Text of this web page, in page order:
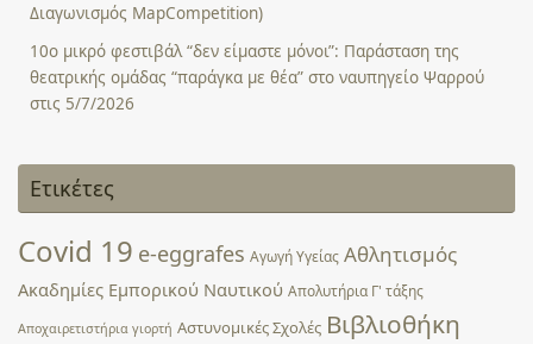
Διαγωνισμός MapCompetition)
10ο μικρό φεστιβάλ “δεν είμαστε μόνοι”: Παράσταση της
θεατρικής ομάδας “παράγκα με θέα” στο ναυπηγείο Ψαρρού
στις 5/7/2026
Ετικέτες
Covid 19 e-eggrafes Αγωγή Υγείας Αθλητισμός
Ακαδημίες Εμπορικού Ναυτικού Απολυτήρια Γ' τάξης
Αποχαιρετιστήρια γιορτή Αστυνομικές Σχολές Βιβλιοθήκη